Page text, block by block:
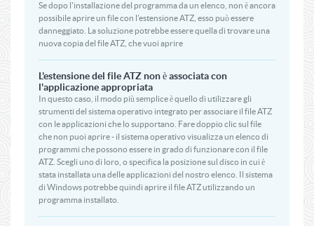
Se dopo l'installazione del programma da un elenco, non è ancora
possibile aprire un file con l'estensione ATZ, esso può essere
danneggiato. La soluzione potrebbe essere quella di trovare una
nuova copia del file ATZ, che vuoi aprire
L'estensione del file ATZ non è associata con
l'applicazione appropriata
In questo caso, il modo più semplice è quello di utilizzare gli
strumenti del sistema operativo integrato per associare il file ATZ
con le applicazioni che lo supportano. Fare doppio clic sul file
che non puoi aprire - il sistema operativo visualizza un elenco di
programmi che possono essere in grado di funzionare con il file
ATZ. Scegli uno di loro, o specifica la posizione sul disco in cui è
stata installata una delle applicazioni del nostro elenco. Il sistema
di Windows potrebbe quindi aprire il file ATZ utilizzando un
programma installato.